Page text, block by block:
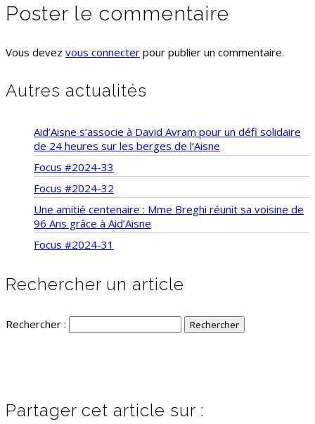
Poster le commentaire
Vous devez vous connecter pour publier un commentaire.
Autres actualités
Aid’Aisne s’associe à David Avram pour un défi solidaire
de 24 heures sur les berges de l’Aisne
Focus #2024-33
Focus #2024-32
Une amitié centenaire : Mme Breghi réunit sa voisine de
96 Ans grâce à Aid’Aisne
Focus #2024-31
Rechercher un article
Rechercher :
Partager cet article sur :